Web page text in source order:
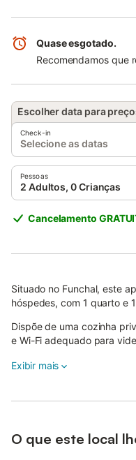
Quase esgotado.
Recomendamos que
Escolher data para
Check-in
Selecione as datas
Pessoas
2 Adultos, 0 Crianças
Cancelamento
Situado no Funchal, este
hóspedes, com 1 quarto e
Dispõe de uma cozinha
e Wi-Fi adequado para
O apartamento inclui
Exibir mais
O que este local